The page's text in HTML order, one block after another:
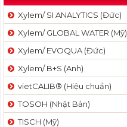
Xylem/ SI ANALYTICS (Đức)
Xylem/ GLOBAL WATER (Mỹ)
Xylem/ EVOQUA (Đức)
Xylem/ B+S (Anh)
vietCALIB® (Hiệu chuẩn)
TOSOH (Nhật Bản)
TISCH (Mỹ)